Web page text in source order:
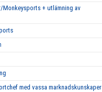
+ utlämning av
med vassa marknadskunskaper